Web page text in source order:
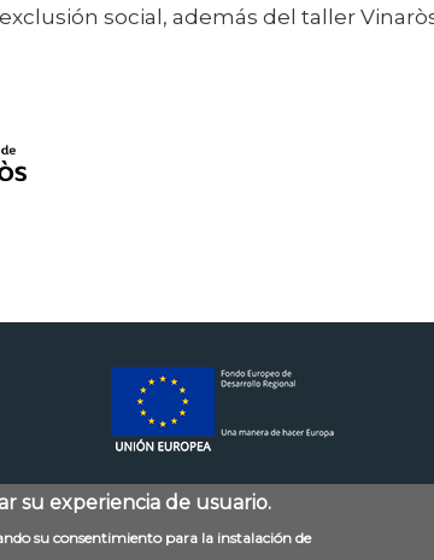
social, además del taller
web Accessibilitat Política de
su experiencia de usuario.
su consentimiento para la instalación de